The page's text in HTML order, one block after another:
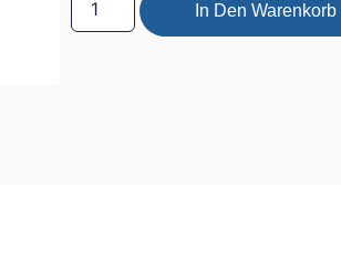
In Den Warenkorb